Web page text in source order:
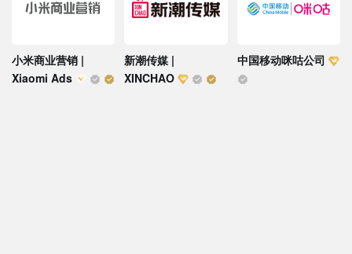
小米商业营销 |
Xiaomi Ads
新潮传媒 |
XINCHAO
中国移动咪咕公司